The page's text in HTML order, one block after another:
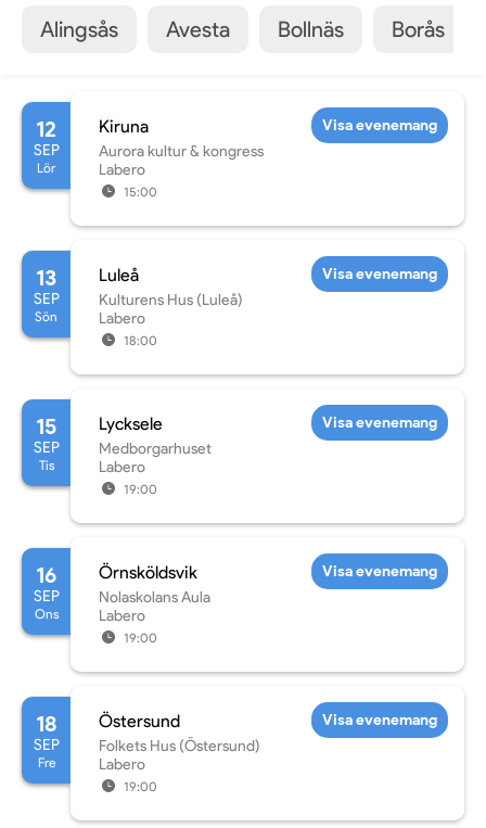
Alingsås Avesta Bollnäs Borås
12
SEP
Lör
Kiruna
Aurora kultur & kongress
Labero
15:00
Visa evenemang
13
SEP
Sön
Luleå
Kulturens Hus (Luleå)
Labero
18:00
Visa evenemang
15
SEP
Tis
Lycksele
Medborgarhuset
Labero
19:00
Visa evenemang
16
SEP
Ons
Örnsköldsvik
Nolaskolans Aula
Labero
19:00
Visa evenemang
18
SEP
Fre
Östersund
Folkets Hus (Östersund)
Labero
19:00
Visa evenemang